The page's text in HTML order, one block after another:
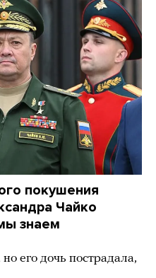
покушения
Чайко
знаем
его дочь пострадала,